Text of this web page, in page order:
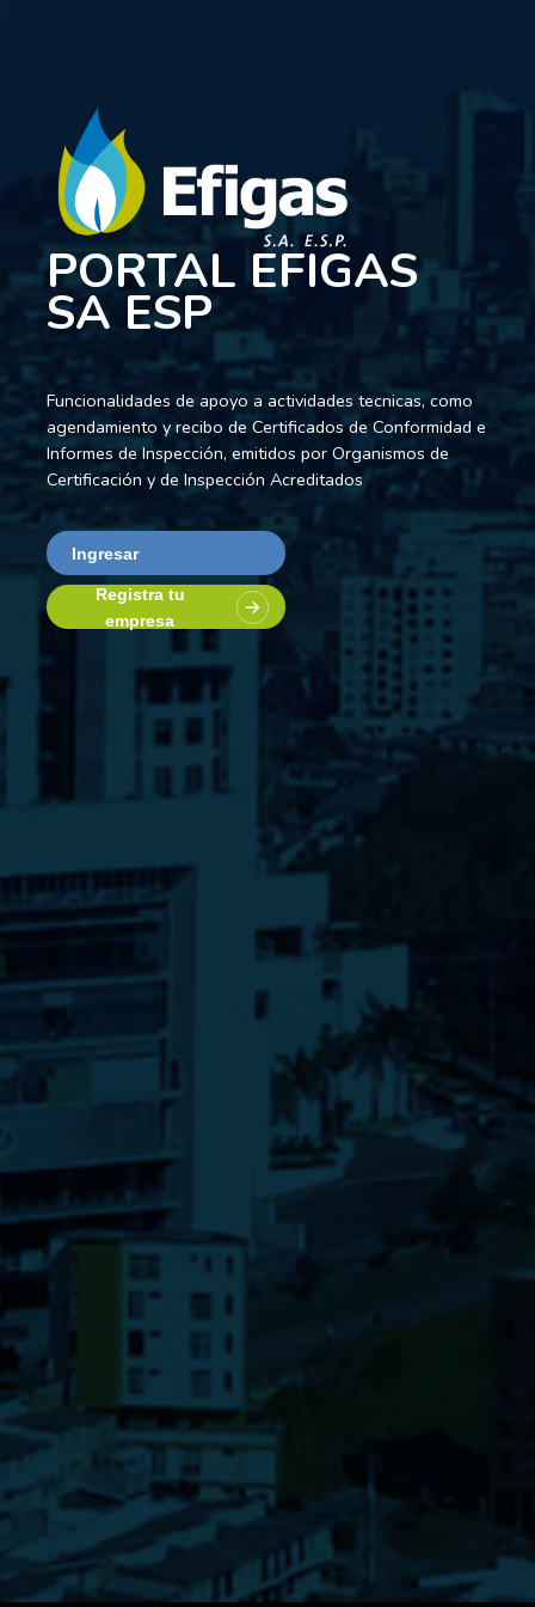
PORTAL EFIGAS
SA ESP
Funcionalidades de apoyo a actividades tecnicas, como
agendamiento y recibo de Certificados de Conformidad e
Informes de Inspección, emitidos por Organismos de
Certificación y de Inspección Acreditados
Ingresar
Registra tu
empresa